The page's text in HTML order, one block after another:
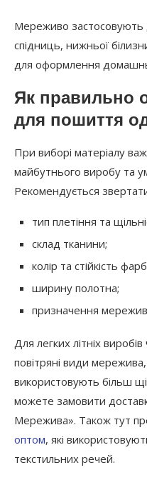
Мереживо застосовують
спідниць, нижньої
для оформлення
Як правильно
для пошиття
При виборі матеріалу
майбутнього виробу та
Рекомендується
тип плетіння та
склад тканини;
колір та стійкість
ширину полотна;
призначення
Для легких літніх
повітряні види
використовують більш
можете замовити
Мережива». Також тут
оптом, які
текстильних речей.